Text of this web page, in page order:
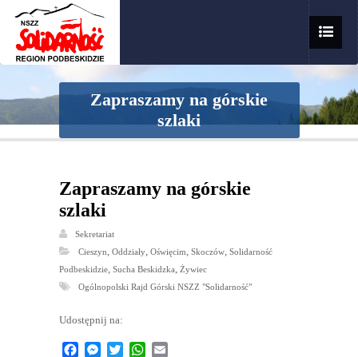
Zapraszamy na górskie
szlaki
Zapraszamy na górskie
szlaki
Sekretariat
Cieszyn, Oddziały, Oświęcim, Skoczów, Solidarność
Podbeskidzie, Sucha Beskidzka, Żywiec
Ogólnopolski Rajd Górski NSZZ "Solidarność"
Udostępnij na:
FacebookMessenger
TwitterWhatsApp